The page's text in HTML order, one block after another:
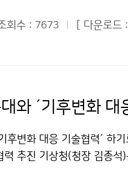
기상정보를 확인하시길 바
회수 : 7673 [ 다운로드 :
와 ´기후변화 대
후변화 대응 기술협력´ 하
력 추진 기상청(청장 김종